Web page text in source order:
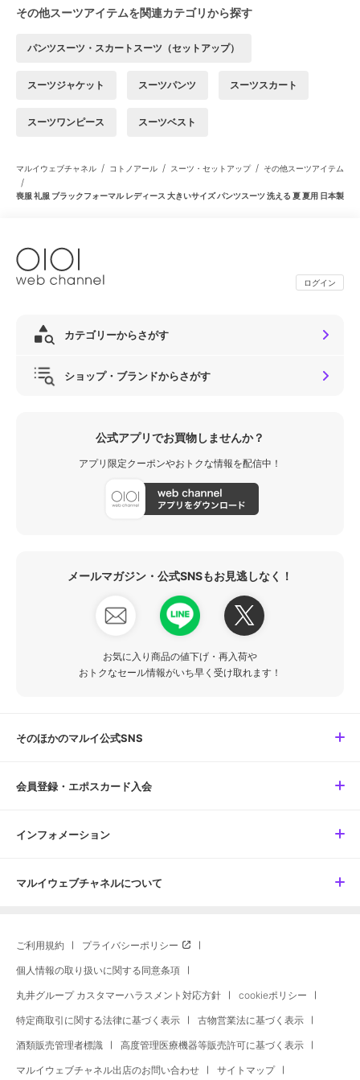
その他スーツアイテムを関連カテゴリから探す
パンツスーツ・スカートスーツ（セットアップ）
スーツジャケット スーツパンツ スーツスカート
スーツワンピース スーツベスト
マルイウェブチャネル / コトノアール / スーツ・セットアップ/ その他スーツアイテム
/
喪服 礼服 ブラックフォーマル レディース 大きいサイズ パンツスーツ 洗える 夏 夏用 日本製
ログイン
カテゴリーからさがす
ショップ・ブランドからさがす
公式アプリでお買物しませんか？
アプリ限定クーポンやおトクな情報を配信中！
メールマガジン・公式SNSもお見逃しなく！
お気に入り商品の値下げ・再入荷や
おトクなセール情報がいち早く受け取れます！
そのほかのマルイ公式SNS
会員登録・エポスカード入会
インフォメーション
マルイウェブチャネルについて
ご利用規約 プライバシーポリシー
個人情報の取り扱いに関する同意条項
丸井グループ カスタマーハラスメント対応方針 cookieポリシー
特定商取引に関する法律に基づく表示 古物営業法に基づく表示
酒類販売管理者標識 高度管理医療機器等販売許可に基づく表示
マルイウェブチャネル出店のお問い合わせ サイトマップ